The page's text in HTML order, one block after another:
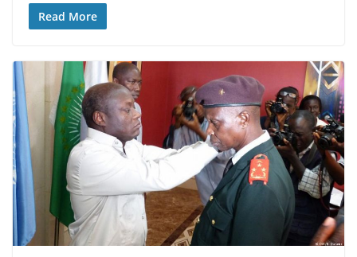
Read More